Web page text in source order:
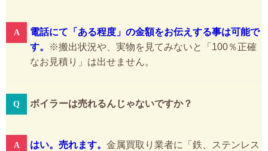
電話にて「ある程度」の金額をお伝えする事は可能で
す。
※搬出状況や、実物を見てみないと「100％正確
なお見積り」は出せません。
ボイラーは売れるんじゃないですか？
はい。売れます。 金属買取り業者に「鉄、ステンレス